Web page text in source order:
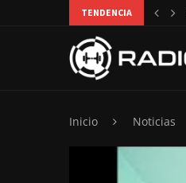
TENDENCIA
Inicio Noticias